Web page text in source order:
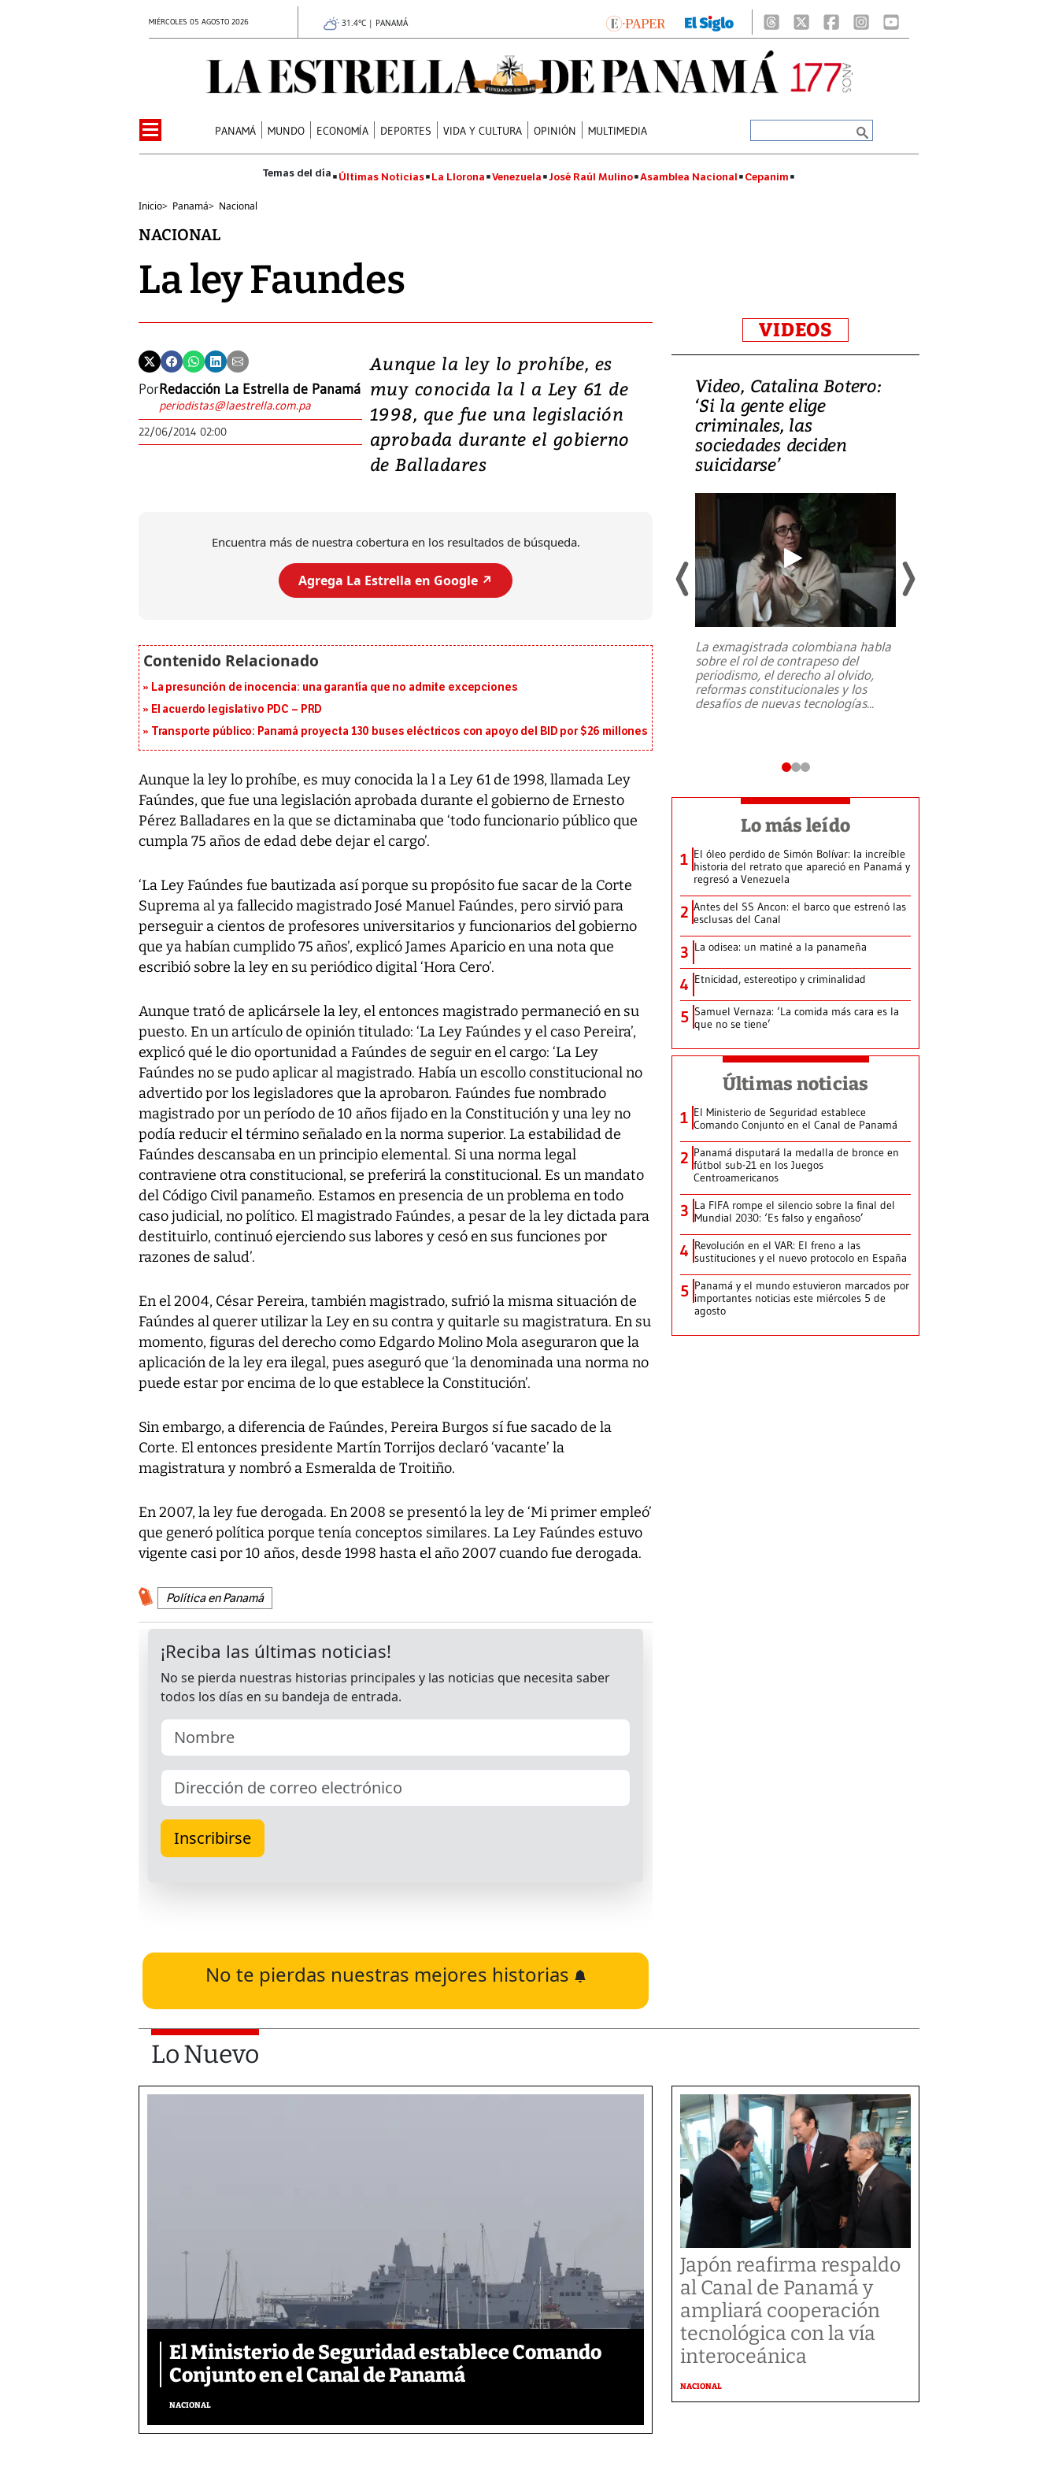
MIÉRCOLES 05 AGOSTO 2026 31.4°C | PANAMÁ
PANAMÁ MUNDO ECONOMÍA DEPORTES VIDA Y CULTURA OPINIÓN MULTIMEDIA
Últimas Noticias La Llorona Venezuela José Raúl Mulino Asamblea Nacional Cepanim
Inicio> Panamá> Nacional
NACIONAL
La ley Faundes
PorRedacción La Estrella de Panamá
periodistas@laestrella.com.pa
22/06/2014 02:00
Aunque la ley lo prohíbe, es
muy conocida la l a Ley 61 de
1998, que fue una legislación
aprobada durante el gobierno
de Balladares
Encuentra más de nuestra cobertura en los resultados de búsqueda.
Agrega La Estrella en Google ↗️
La presunción de inocencia: una garantía que no admite excepciones
El acuerdo legislativo PDC – PRD
Transporte público: Panamá proyecta 130 buses eléctricos con apoyo del BID por $26 millones
Aunque la ley lo prohíbe, es muy conocida la l a Ley 61 de 1998, llamada Ley
Faúndes, que fue una legislación aprobada durante el gobierno de Ernesto
Pérez Balladares en la que se dictaminaba que ‘todo funcionario público que
cumpla 75 años de edad debe dejar el cargo’.
‘La Ley Faúndes fue bautizada así porque su propósito fue sacar de la Corte
Suprema al ya fallecido magistrado José Manuel Faúndes, pero sirvió para
perseguir a cientos de profesores universitarios y funcionarios del gobierno
que ya habían cumplido 75 años’, explicó James Aparicio en una nota que
escribió sobre la ley en su periódico digital ‘Hora Cero’.
Aunque trató de aplicársele la ley, el entonces magistrado permaneció en su
puesto. En un artículo de opinión titulado: ‘La Ley Faúndes y el caso Pereira’,
explicó qué le dio oportunidad a Faúndes de seguir en el cargo: ‘La Ley
Faúndes no se pudo aplicar al magistrado. Había un escollo constitucional no
advertido por los legisladores que la aprobaron. Faúndes fue nombrado
magistrado por un período de 10 años fijado en la Constitución y una ley no
podía reducir el término señalado en la norma superior. La estabilidad de
Faúndes descansaba en un principio elemental. Si una norma legal
contraviene otra constitucional, se preferirá la constitucional. Es un mandato
del Código Civil panameño. Estamos en presencia de un problema en todo
caso judicial, no político. El magistrado Faúndes, a pesar de la ley dictada para
destituirlo, continuó ejerciendo sus labores y cesó en sus funciones por
razones de salud’.
En el 2004, César Pereira, también magistrado, sufrió la misma situación de
Faúndes al querer utilizar la Ley en su contra y quitarle su magistratura. En su
momento, figuras del derecho como Edgardo Molino Mola aseguraron que la
aplicación de la ley era ilegal, pues aseguró que ‘la denominada una norma no
puede estar por encima de lo que establece la Constitución’.
Sin embargo, a diferencia de Faúndes, Pereira Burgos sí fue sacado de la
Corte. El entonces presidente Martín Torrijos declaró ‘vacante’ la
magistratura y nombró a Esmeralda de Troitiño.
En 2007, la ley fue derogada. En 2008 se presentó la ley de ‘Mi primer empleó’
que generó política porque tenía conceptos similares. La Ley Faúndes estuvo
vigente casi por 10 años, desde 1998 hasta el año 2007 cuando fue derogada.
Política en Panamá
No te pierdas nuestras mejores historias
VIDEOS
Video, Japón: Terremoto
deja heridos y graves
daños en Kumamoto
al sur de Japón, provocando una
Video, Catalina Botero:
‘Si la gente elige
criminales, las
sociedades deciden
suicidarse’
La exmagistrada colombiana habla
sobre el rol de contrapeso del
periodismo, el derecho al olvido,
reformas constitucionales y los
desafíos de nuevas tecnologías...
Lo más leído
1 El óleo perdido de Simón Bolívar: la increíble
historia del retrato que apareció en Panamá y
regresó a Venezuela
2 Antes del SS Ancon: el barco que estrenó las
esclusas del Canal
3 La odisea: un matiné a la panameña
4 Etnicidad, estereotipo y criminalidad
5 Samuel Vernaza: ‘La comida más cara es la
que no se tiene’
Últimas noticias
1 El Ministerio de Seguridad establece
Comando Conjunto en el Canal de Panamá
2 Panamá disputará la medalla de bronce en
fútbol sub-21 en los Juegos
Centroamericanos
3 La FIFA rompe el silencio sobre la final del
Mundial 2030: ‘Es falso y engañoso’
4 Revolución en el VAR: El freno a las
sustituciones y el nuevo protocolo en España
5 Panamá y el mundo estuvieron marcados por
importantes noticias este miércoles 5 de
agosto
Lo Nuevo
El Ministerio de Seguridad establece Comando
Conjunto en el Canal de Panamá
NACIONAL
Japón reafirma respaldo
al Canal de Panamá y
ampliará cooperación
tecnológica con la vía
interoceánica
NACIONAL